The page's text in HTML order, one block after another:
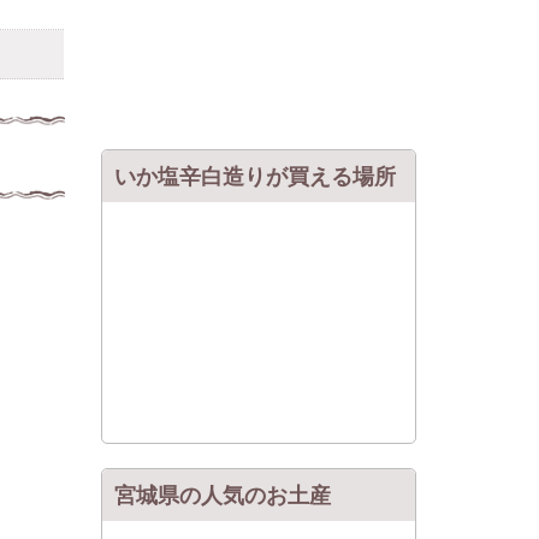
いか塩辛白造りが買える場所
宮城県の人気のお土産